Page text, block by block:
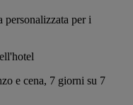
per i
e cena, 7 giorni su 7